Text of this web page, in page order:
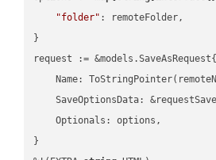
"folder" : remoteFolder,
}
request := &models.SaveAsRequest{
Name:
SaveOptionsData:
    Optionals: options,
}